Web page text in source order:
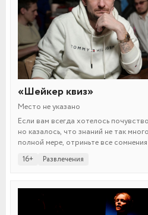
«Шейкер квиз»
Место не указано
Если вам всегда хотелось
но казалось, что знаний не так
полной мере, отриньте все
столиком интеллектуально-
квиз».
16+ Развлечения